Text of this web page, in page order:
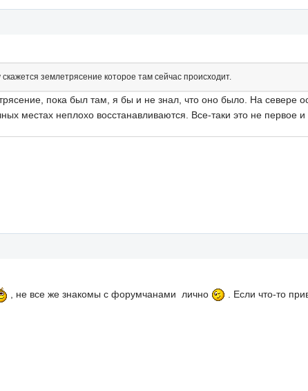
скажется землетрясение которое там сейчас происходит.
пока был там, я бы и не знал, что оно было. На севере
местах неплохо восстанавливаются. Все-таки это не первое
, не все же знакомы с форумчанами лично . Если что-то